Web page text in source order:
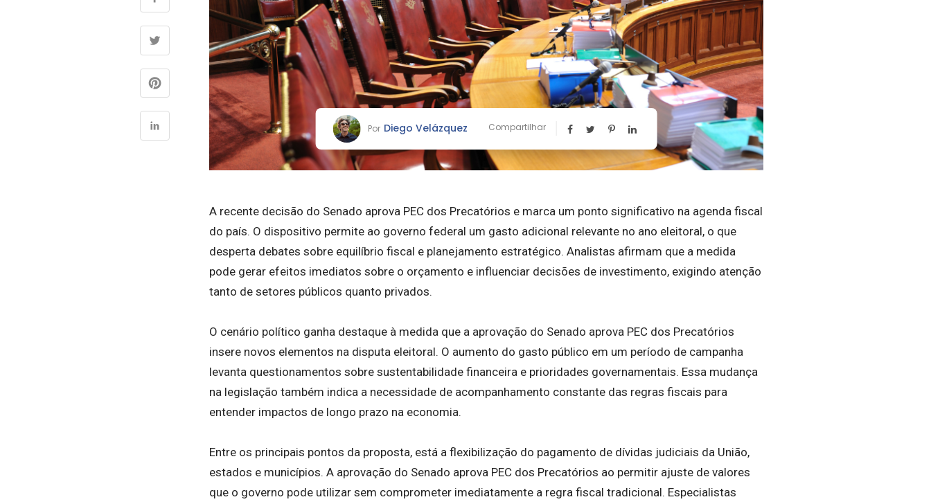
Por Diego Velázquez Compartilhar
A recente decisão do Senado aprova PEC dos Precatórios e marca um ponto significativo na agenda fiscal
do país. O dispositivo permite ao governo federal um gasto adicional relevante no ano eleitoral, o que
desperta debates sobre equilíbrio fiscal e planejamento estratégico. Analistas afirmam que a medida
pode gerar efeitos imediatos sobre o orçamento e influenciar decisões de investimento, exigindo atenção
tanto de setores públicos quanto privados.
O cenário político ganha destaque à medida que a aprovação do Senado aprova PEC dos Precatórios
insere novos elementos na disputa eleitoral. O aumento do gasto público em um período de campanha
levanta questionamentos sobre sustentabilidade financeira e prioridades governamentais. Essa mudança
na legislação também indica a necessidade de acompanhamento constante das regras fiscais para
entender impactos de longo prazo na economia.
Entre os principais pontos da proposta, está a flexibilização do pagamento de dívidas judiciais da União,
estados e municípios. A aprovação do Senado aprova PEC dos Precatórios ao permitir ajuste de valores
que o governo pode utilizar sem comprometer imediatamente a regra fiscal tradicional. Especialistas